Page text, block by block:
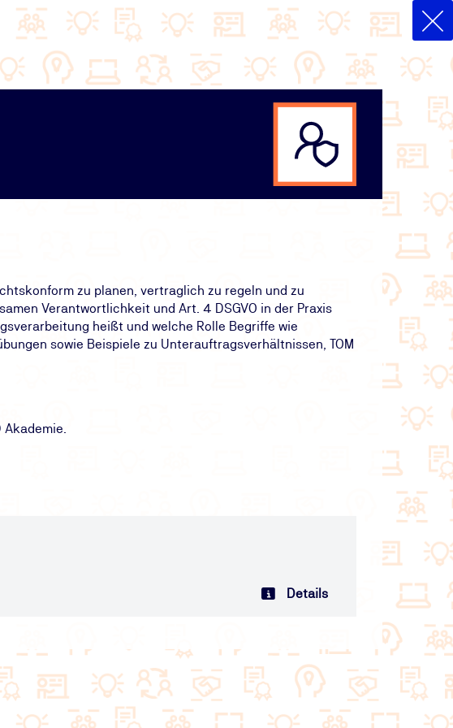
zu planen, vertraglich zu regeln und zu
Verantwortlichkeit und Art. 4 DSGVO in der Praxis
heißt und welche Rolle Begriffe wie
sowie Beispiele zu Unterauftragsverhältnissen, TOM
Details